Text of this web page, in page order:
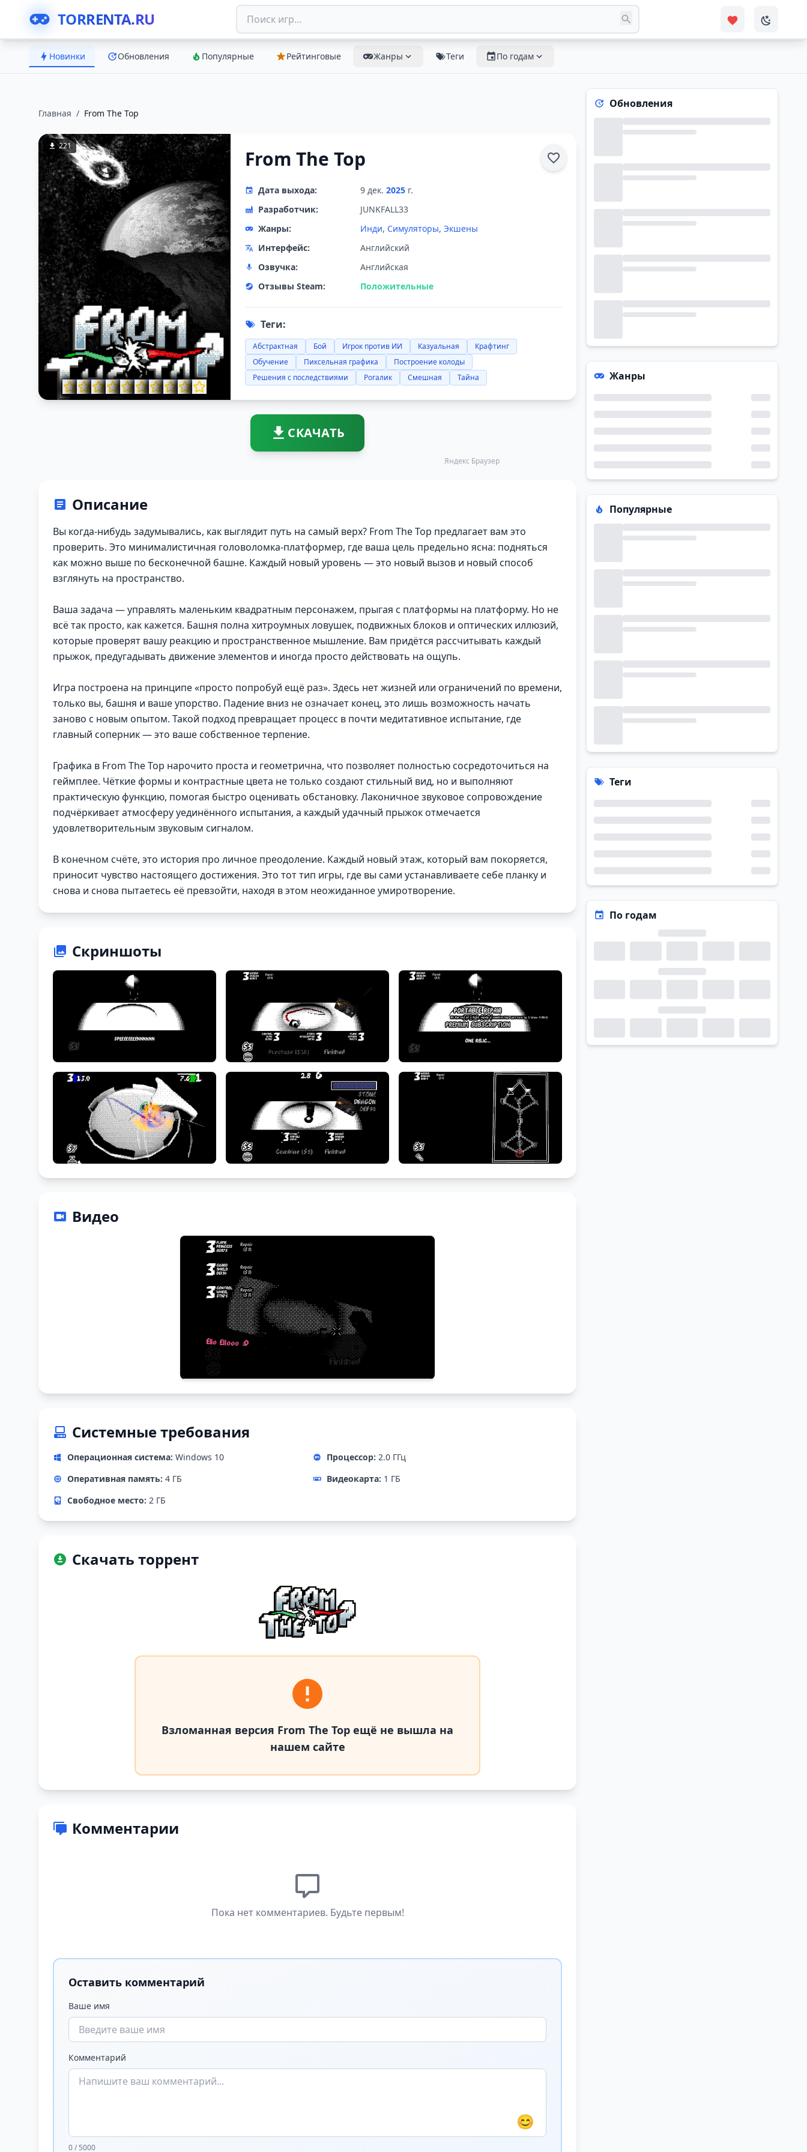
TORRENTA.RU
Новинки Обновления Популярные Рейтинговые Жанры Теги По годам
Главная / From The Top
221
From The Top
Дата выхода: 9 дек. 2025 г.
Разработчик:
JUNKFALL33
Жанры:
Инди, Симуляторы, Экшены
Интерфейс:
Английский
Озвучка:
Английская
Отзывы Steam:
Положительные
Теги:
Абстрактная Бой Игрок против ИИ Казуальная
Крафтинг
Обучение
Пиксельная графика
Построение колоды
Решения с последствиями
Рогалик Смешная Тайна
СКАЧАТЬ
Яндекс Браузер
Описание
Вы когда-нибудь задумывались, как выглядит путь на самый верх? From The Top предлагает вам это
проверить. Это минималистичная головоломка-платформер, где ваша цель предельно ясна: подняться
как можно выше по бесконечной башне. Каждый новый уровень — это новый вызов и новый способ
взглянуть на пространство.
Ваша задача — управлять маленьким квадратным персонажем, прыгая с платформы на платформу. Но не
всё так просто, как кажется. Башня полна хитроумных ловушек, подвижных блоков и оптических иллюзий,
которые проверят вашу реакцию и пространственное мышление. Вам придётся рассчитывать каждый
прыжок, предугадывать движение элементов и иногда просто действовать на ощупь.
Игра построена на принципе «просто попробуй ещё раз». Здесь нет жизней или ограничений по времени,
только вы, башня и ваше упорство. Падение вниз не означает конец, это лишь возможность начать
заново с новым опытом. Такой подход превращает процесс в почти медитативное испытание, где
главный соперник — это ваше собственное терпение.
Графика в From The Top нарочито проста и геометрична, что позволяет полностью сосредоточиться на
геймплее. Чёткие формы и контрастные цвета не только создают стильный вид, но и выполняют
практическую функцию, помогая быстро оценивать обстановку. Лаконичное звуковое сопровождение
подчёркивает атмосферу уединённого испытания, а каждый удачный прыжок отмечается
удовлетворительным звуковым сигналом.
В конечном счёте, это история про личное преодоление. Каждый новый этаж, который вам покоряется,
приносит чувство настоящего достижения. Это тот тип игры, где вы сами устанавливаете себе планку и
снова и снова пытаетесь её превзойти, находя в этом неожиданное умиротворение.
Скриншоты
Видео
Системные требования
Операционная система: Windows 10 Процессор: 2.0 ГГц
Оперативная память: 4 ГБ Видеокарта: 1 ГБ
Свободное место: 2 ГБ
Скачать торрент
Взломанная версия From The Top ещё не вышла на
нашем сайте
Комментарии
Пока нет комментариев. Будьте первым!
Оставить комментарий
Ваше имя
Комментарий
😊
0 / 5000
Обновления
Жанры
Популярные
Теги
По годам